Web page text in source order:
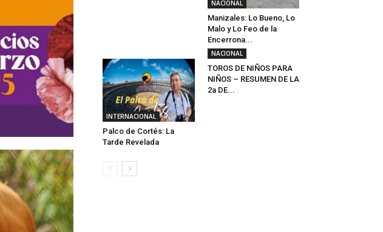
NACIONAL
Manizales: Lo Bueno, Lo
Malo y Lo Feo de la
Encerrona...
INTERNACIONAL
Palco de Cortés: La
Tarde Revelada
NACIONAL
TOROS DE NIÑOS PARA
NIÑOS – RESUMEN DE LA
2a DE...